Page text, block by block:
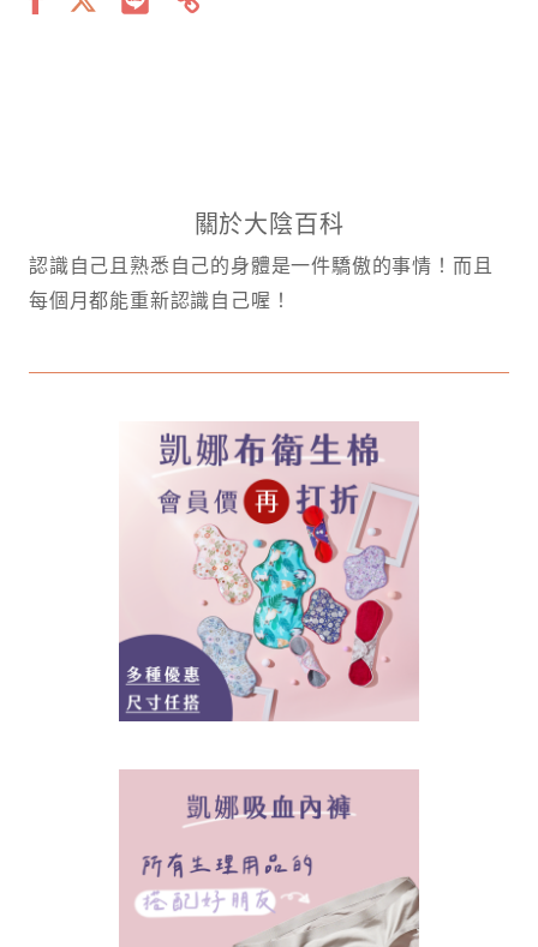
關於大陰百科
認識自己且熟悉自己的身體是一件驕傲的事情！而且
每個月都能重新認識自己喔！